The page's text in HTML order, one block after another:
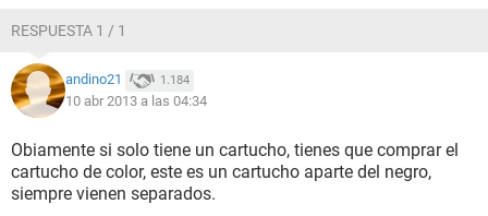
RESPUESTA 1 / 1
andino21 1.184
10 abr 2013 a las 04:34
Obiamente si solo tiene un cartucho, tienes que comprar el
cartucho de color, este es un cartucho aparte del negro,
siempre vienen separados.